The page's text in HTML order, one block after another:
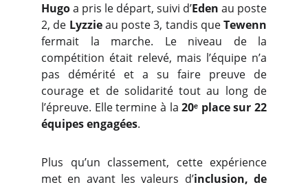
Hugoa pris le départ, suivi d’Eden au poste
2, de Lyzzieau poste 3, tandis queTewenn
fermait la marche. Le niveau de la
compétition était relevé, mais l’équipe n’a
pas démérité et a su faire preuve de
courage et de solidarité tout au long de
l’épreuve. Elle termine à la20ᵉ place sur 22
équipes engagées.
Plus qu’un classement, cette expérience
met en avant les valeurs d’inclusion, de